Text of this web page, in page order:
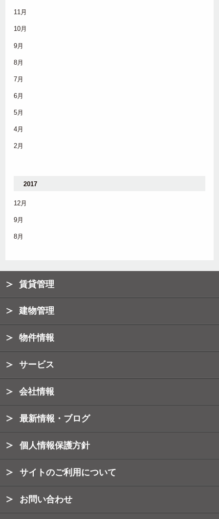
11月
10月
9月
8月
7月
6月
5月
4月
2月
2017
12月
9月
8月
賃貸管理
建物管理
物件情報
サービス
会社情報
最新情報・ブログ
個人情報保護方針
サイトのご利用について
お問い合わせ